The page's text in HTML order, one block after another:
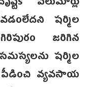
షర్మిల
జరిగిన
షర్మిల
పీడించి వ్యవసాయ